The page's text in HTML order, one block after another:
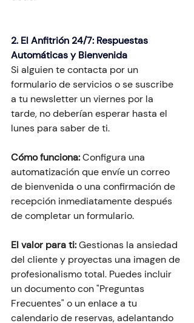
2. El Anfitrión 24/7: Respuestas
Automáticas y Bienvenida
Si alguien te contacta por un
formulario de servicios o se suscribe
a tu newsletter un viernes por la
tarde, no deberían esperar hasta el
lunes para saber de ti.
Cómo funciona: Configura una
automatización que envíe un correo
de bienvenida o una confirmación de
recepción inmediatamente después
de completar un formulario.
El valor para ti: Gestionas la ansiedad
del cliente y proyectas una imagen de
profesionalismo total. Puedes incluir
un documento con "Preguntas
Frecuentes" o un enlace a tu
calendario de reservas, adelantando